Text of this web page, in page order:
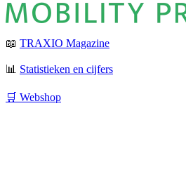
📖 TRAXIO Magazine
📊 Statistieken en cijfers
🛒 Webshop